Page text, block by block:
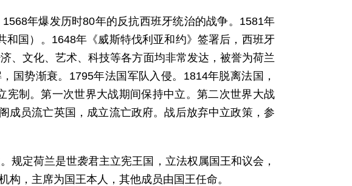
年爆发历时80年的反抗西班牙统治的战争。1581年
国）。1648年《威斯特伐利亚和约》签署后，西班牙
、文化、艺术、科技等各方面均非常发达，被誉为荷兰
国势渐衰。1795年法国军队入侵。1814年脱离法国，
宪制。第一次世界大战期间保持中立。第二次世界大战
成员流亡英国，成立流亡政府。战后放弃中立政策，参
规定荷兰是世袭君主立宪王国，立法权属国王和议会，
，主席为国王本人，其他成员由国王任命。